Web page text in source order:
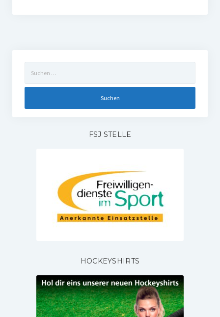
nach:
FSJ STELLE
HOCKEYSHIRTS